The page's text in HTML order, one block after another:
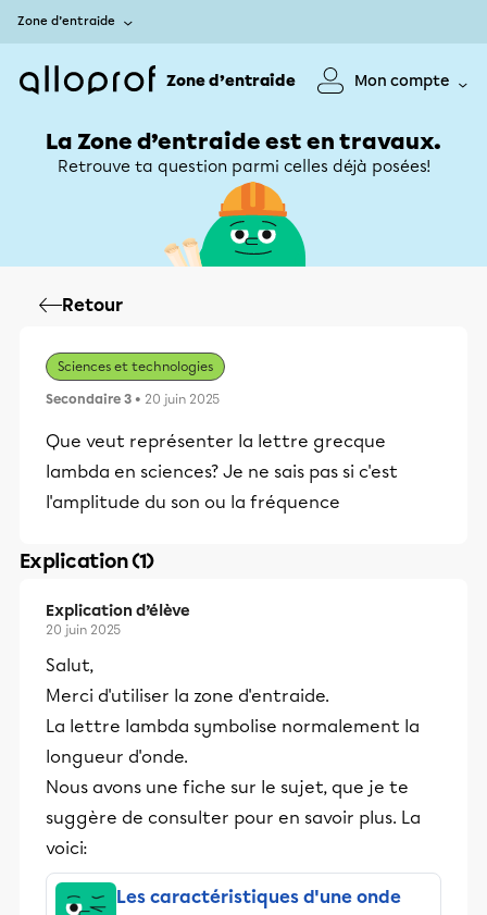
Zone d’entraide
Zone d’entraide Mon compte
La Zone d’entraide est en travaux.
Retrouve ta question parmi celles déjà posées!
Retour
Sciences et technologies
Secondaire 3 • 20 juin 2025
Que veut représenter la lettre grecque
lambda en sciences? Je ne sais pas si c'est
l'amplitude du son ou la fréquence
Explication (1)
Explication d’élève
20 juin 2025
Salut,
Merci d'utiliser la zone d'entraide.
La lettre lambda symbolise normalement la
longueur d'onde.
Nous avons une fiche sur le sujet, que je te
suggère de consulter pour en savoir plus. La
voici:
Les caractéristiques d'une onde